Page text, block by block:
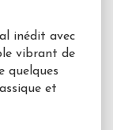
inédit avec
vibrant de
quelques
et